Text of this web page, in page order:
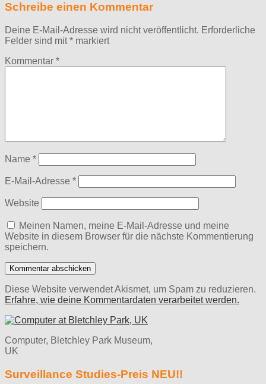
Schreibe einen Kommentar
Deine E-Mail-Adresse wird nicht veröffentlicht. Erforderliche
Felder sind mit* markiert
Kommentar *
Name *
E-Mail-Adresse *
Website
Meinen Namen, meine E-Mail-Adresse und meine
Website in diesem Browser für die nächste Kommentierung
speichern.
Diese Website verwendet Akismet, um Spam zu reduzieren.
Erfahre, wie deine Kommentardaten verarbeitet werden.
Computer, Bletchley Park Museum,
UK
Surveillance Studies-Preis NEU!!